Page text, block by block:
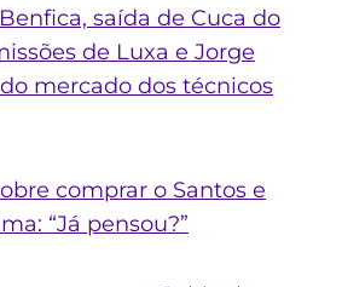
saída de Cuca do
de Luxa e Jorge
mercado dos técnicos
comprar o Santos e
“Já pensou?”